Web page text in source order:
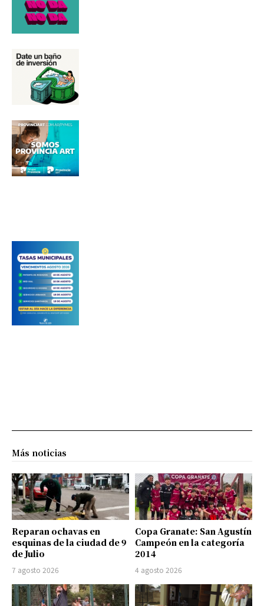
Más noticias
Reparan ochavas en
esquinas de la ciudad de 9
de Julio
7 agosto 2026
Copa Granate: San Agustín
Campeón en la categoría
2014
4 agosto 2026